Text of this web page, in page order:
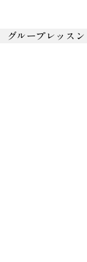
グループレッスン